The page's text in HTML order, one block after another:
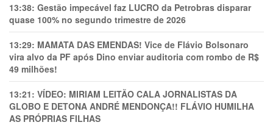
13:38: Gestão impecável faz LUCRO da Petrobras disparar
quase 100% no segundo trimestre de 2026
13:29: MAMATA DAS EMENDAS! Vice de Flávio Bolsonaro
vira alvo da PF após Dino enviar auditoria com rombo de R$
49 milhões!
13:21: VÍDEO: MIRIAM LEITÃO CALA JORNALISTAS DA
GLOBO E DETONA ANDRÉ MENDONÇA!! FLÁVIO HUMILHA
AS PRÓPRIAS FILHAS